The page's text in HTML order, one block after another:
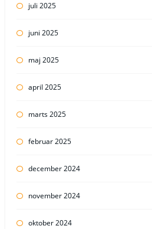
juli 2025
juni 2025
maj 2025
april 2025
marts 2025
februar 2025
december 2024
november 2024
oktober 2024